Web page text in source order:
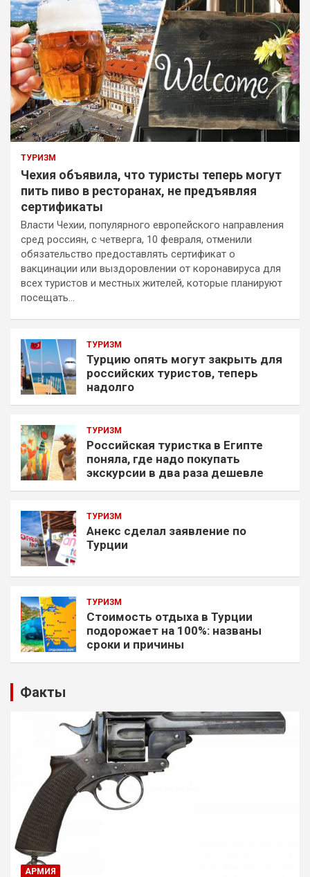
ТУРИЗМ
Чехия объявила, что туристы теперь могут
пить пиво в ресторанах, не предъявляя
сертификаты
Власти Чехии, популярного европейского направления
сред россиян, с четверга, 10 февраля, отменили
обязательство предоставлять сертификат о
вакцинации или выздоровлении от коронавируса для
всех туристов и местных жителей, которые планируют
посещать…
ТУРИЗМ
Турцию опять могут закрыть для
российских туристов, теперь
надолго
ТУРИЗМ
Российская туристка в Египте
поняла, где надо покупать
экскурсии в два раза дешевле
ТУРИЗМ
Анекс сделал заявление по
Турции
ТУРИЗМ
Стоимость отдыха в Турции
подорожает на 100%: названы
сроки и причины
Факты
АРМИЯ